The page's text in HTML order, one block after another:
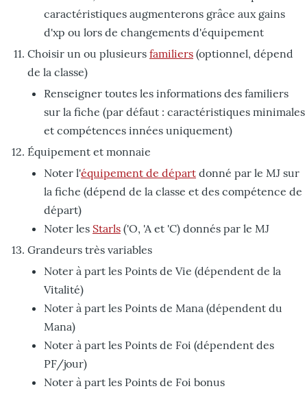
caractéristiques augmenterons grâce aux gains
d'xp ou lors de changements d'équipement
Choisir un ou plusieurs familiers (optionnel, dépend
de la classe)
Renseigner toutes les informations des familiers
sur la fiche (par défaut : caractéristiques minimales
et compétences innées uniquement)
Équipement et monnaie
Noter l'équipement de départ donné par le MJ sur
la fiche (dépend de la classe et des compétence de
départ)
Noter les Starls ('O, 'A et 'C) donnés par le MJ
Grandeurs très variables
Noter à part les Points de Vie (dépendent de la
Vitalité)
Noter à part les Points de Mana (dépendent du
Mana)
Noter à part les Points de Foi (dépendent des
PF/jour)
Noter à part les Points de Foi bonus